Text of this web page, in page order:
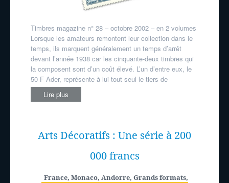
Timbres magazine n° 28 – octobre 2002 – en 2 volumes
Lorsque les amateurs remontent leur collection dans le
temps, ils marquent généralement un temps d’arrêt
devant l’année 1938 car les cinquante-deux timbres qui
la composent sont d’un coût élevé. L’un d’entre eux, le
50 F Ader, représente à lui tout seul le tiers de
Lire plus
Arts Décoratifs : Une série à 200
000 francs
France, Monaco, Andorre, Grands formats,